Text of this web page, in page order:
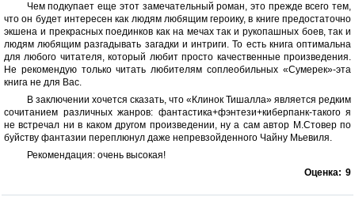
Чем подкупает еще этот замечательный роман, это прежде всего тем,
что он будет интересен как людям любящим героику, в книге предостаточно
экшена и прекрасных поединков как на мечах так и рукопашных боев, так и
людям любящим разгадывать загадки и интриги. То есть книга оптимальна
для любого читателя, который любит просто качественные произведения.
Не рекомендую только читать любителям соплеобильных «Сумерек»-эта
книга не для Вас.
В заключении хочется сказать, что «Клинок Тишалла» является редким
сочитанием различных жанров: фантастика+фэнтези+киберпанк-такого я
не встречал ни в каком другом произведении, ну а сам автор М.Стовер по
буйству фантазии переплюнул даже непревзойденного Чайну Мьевиля.
Рекомендация: очень высокая!
Оценка: 9